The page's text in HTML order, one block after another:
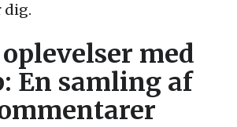
dig.
med
En samling af